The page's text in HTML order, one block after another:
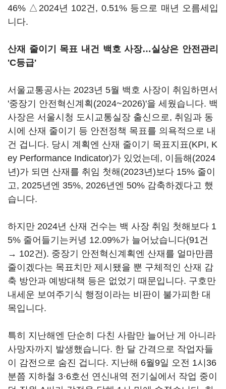
46% △2024년 102건, 0.51% 등으로 매년 오름세입
니다.
산재 줄이기 목표 내건 백호 사장…실상은 안전관리
'C등급'
서울교통공사는 2023년 5월 백호 사장이 취임하면서
'중장기 안전혁신계획(2024~2026)'을 세웠습니다. 백
사장은 서울시청 도시교통실장 출신으로, 취임과 동
시에 산재 줄이기 등 안전정책 목표를 의욕적으로 내
건 겁니다. 당시 계획엔 산재 줄이기 목표지표(KPI, K
ey Performance Indicator)가 있었는데, 이듬해(2024
년)가 되면 산재를 취임 첫해(2023년)보다 15% 줄이
고, 2025년엔 35%, 2026년엔 50% 감축하겠다고 했
습니다.
하지만 2024년 산재 건수는 백 사장 취임 첫해보다 1
5% 줄어들기는커녕 12.09%가 늘어났습니다(91건
→ 102건). 중장기 안전혁신계획엔 산재를 얼마만큼
줄이겠다는 목표치만 제시됐을 뿐 구체적인 산재 감
축 방안과 예방대책 등은 없었기 때문입니다. 구호만
내세운 보여주기식 행정이라는 비판이 불가피한 대
목입니다.
특히 지난해엔 단순히 다친 사람만 늘어난 게 아니라
사망자까지 발생했습니다. 한 달 간격으로 작업자들
이 감전으로 숨진 겁니다. 지난해 6월9일 오전 1시36
분쯤 지하철 3·6호선 연신내역 전기실에서 작업 중이